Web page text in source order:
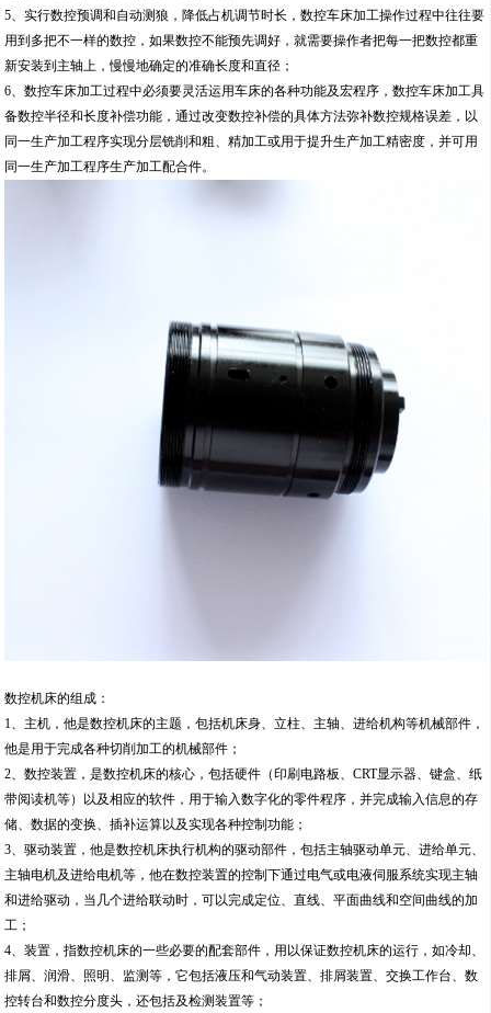
5、实行数控预调和自动测狼，降低占机调节时长，数控车床加工操作过程中往往要
用到多把不一样的数控，如果数控不能预先调好，就需要操作者把每一把数控都重
新安装到主轴上，慢慢地确定的准确长度和直径；
6、数控车床加工过程中必须要灵活运用车床的各种功能及宏程序，数控车床加工具
备数控半径和长度补偿功能，通过改变数控补偿的具体方法弥补数控规格误差，以
同一生产加工程序实现分层铣削和粗、精加工或用于提升生产加工精密度，并可用
同一生产加工程序生产加工配合件。
数控机床的组成：
1、主机，他是数控机床的主题，包括机床身、立柱、主轴、进给机构等机械部件，
他是用于完成各种切削加工的机械部件；
2、数控装置，是数控机床的核心，包括硬件（印刷电路板、CRT显示器、键盒、纸
带阅读机等）以及相应的软件，用于输入数字化的零件程序，并完成输入信息的存
储、数据的变换、插补运算以及实现各种控制功能；
3、驱动装置，他是数控机床执行机构的驱动部件，包括主轴驱动单元、进给单元、
主轴电机及进给电机等，他在数控装置的控制下通过电气或电液伺服系统实现主轴
和进给驱动，当几个进给联动时，可以完成定位、直线、平面曲线和空间曲线的加
工；
4、装置，指数控机床的一些必要的配套部件，用以保证数控机床的运行，如冷却、
排屑、润滑、照明、监测等，它包括液压和气动装置、排屑装置、交换工作台、数
控转台和数控分度头，还包括及检测装置等；